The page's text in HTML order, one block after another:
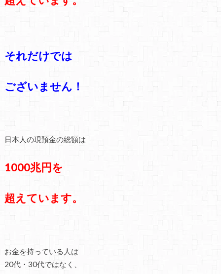
それだけでは
ございません！
日本人の現預金の総額は
1000兆円を
超えています。
お金を持っている人は
20代・30代ではなく、